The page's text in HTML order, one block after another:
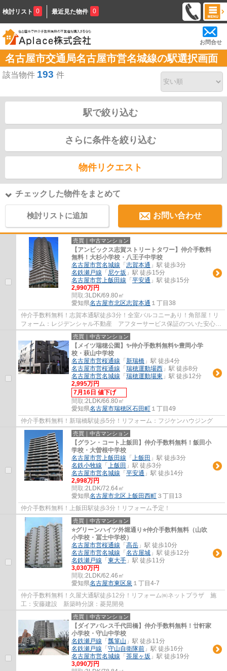
検討リスト 0 最近見た物件 0
お問合せ
名古屋市交通局名古屋市営名城線の駅選択画面
該当物件 193 件
駅で絞り込む
さらに条件を絞り込む
物件リクエスト
チェックした物件をまとめて
検討リストに追加 お問い合わせ
売買｜中古マンション
【アンビックス志賀ストリートタワー】仲介手数料
無料！大杉小学校・八王子中学校
名古屋市営名城線 「 志賀本通 」駅 徒歩3分
名鉄瀬戸線 「 尼ケ坂 」駅 徒歩15分
名古屋市営上飯田線 「 平安通 」駅 徒歩15分
2,990万円
間取:3LDK/69.80㎡
愛知県名古屋市北区志賀本通 １丁目38
仲介手数料無料！志賀本通駅徒歩3分！全室バルコニーあり！角部屋！リ
フォーム：レジデンシャル不動産 アフターサービス保証のついた安心リ
フォーム物件です。施工：日本国土開発㈱
売買｜中古マンション
【メイツ瑞穂公園】✨️仲介手数料無料✨️豊岡小学
校・萩山中学校
名古屋市営桜通線 「 新瑞橋 」駅 徒歩4分
名古屋市営桜通線 「 瑞穂運動場西 」駅 徒歩8分
名古屋市営名城線 「 瑞穂運動場東 」駅 徒歩12分
2,995万円
7月16日 値下げ
間取:2LDK/66.80㎡
愛知県名古屋市瑞穂区石田町 １丁目49
仲介手数料無料！新瑞橋駅徒歩5分！リフォーム：フジケンハウジング
売買｜中古マンション
【グラン・コート上飯田】仲介手数料無料！飯田小
学校・大曽根中学校
名古屋市営上飯田線 「 上飯田 」駅 徒歩3分
名鉄小牧線 「 上飯田 」駅 徒歩3分
名古屋市営名城線 「 平安通 」駅 徒歩14分
2,998万円
間取:2LDK/72.64㎡
愛知県名古屋市北区上飯田西町 ３丁目13
仲介手数料無料！上飯田駅徒歩3分！リフォーム予定！
売買｜中古マンション
⭐グリーンハイツ外堀通り⭐仲介手数料無料（山吹
小学校・冨士中学校）
名古屋市営桜通線 「 高岳 」駅 徒歩10分
名古屋市営名城線 「 名古屋城 」駅 徒歩12分
名鉄瀬戸線 「 東大手 」駅 徒歩11分
3,030万円
間取:2LDK/62.46㎡
愛知県名古屋市東区泉 １丁目4-7
仲介手数料無料！久屋大通駅徒歩12分！リフォーム㈱ネットプラザ 施
工：安藤建設 新築時分譲：菱晃開発
売買｜中古マンション
【ダイアパレス千代田橋】仲介手数料無料！廿軒家
小学校・守山中学校
名鉄瀬戸線 「 瓢箪山 」駅 徒歩11分
名鉄瀬戸線 「 守山自衛隊前 」駅 徒歩16分
名古屋市営名城線 「 茶屋ヶ坂 」駅 徒歩19分
3,090万円